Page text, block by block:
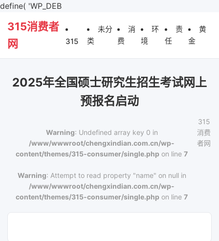
define( 'WP_DEB
315消费者
网
315
未分
类
消
费
环
境
责
任
黄
金
2025年全国硕士研究生招生考试网上
预报名启动
Warning: Undefined array key 0 in
/www/wwwroot/chengxindian.com.cn/wp-
content/themes/315-consumer/single.php on line7
Warning: Attempt to read property "name" on null in
/www/wwwroot/chengxindian.com.cn/wp-
content/themes/315-consumer/single.php on line7
315
消费
者网